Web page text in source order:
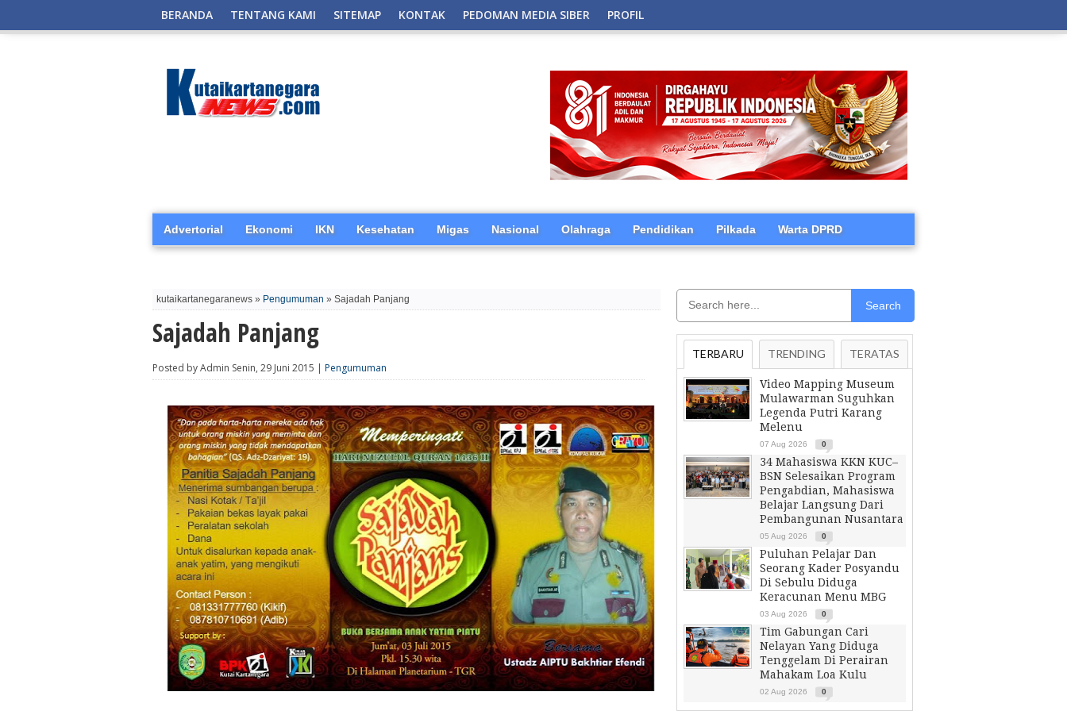
BERANDA TENTANG KAMI SITEMAP KONTAK PEDOMAN MEDIA SIBER PROFIL
Advertorial Ekonomi IKN Kesehatan Migas Nasional Olahraga Pendidikan Pilkada Warta DPRD
kutaikartanegaranews » Pengumuman » Sajadah Panjang
Sajadah Panjang
Posted by Admin Senin, 29 Juni 2015 | Pengumuman
Search
TERBARU TRENDING TERATAS
Video Mapping Museum
Mulawarman Suguhkan
Legenda Putri Karang
Melenu
07 Aug 2026 0
34 Mahasiswa KKN KUC–
BSN Selesaikan Program
Pengabdian, Mahasiswa
Belajar Langsung Dari
Pembangunan Nusantara
05 Aug 2026 0
Puluhan Pelajar Dan
Seorang Kader Posyandu
Di Sebulu Diduga
Keracunan Menu MBG
03 Aug 2026 0
Tim Gabungan Cari
Nelayan Yang Diduga
Tenggelam Di Perairan
Mahakam Loa Kulu
02 Aug 2026 0